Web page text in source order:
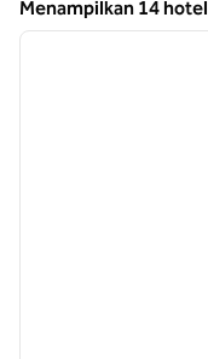
Menampilkan 14 hotel
Menampilkan 14 hotel
1 dari 12